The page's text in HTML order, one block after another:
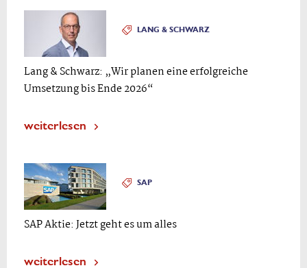
LANG & SCHWARZ
Lang & Schwarz: „Wir planen eine erfolgreiche
Umsetzung bis Ende 2026“
weiterlesen
SAP
SAP Aktie: Jetzt geht es um alles
weiterlesen